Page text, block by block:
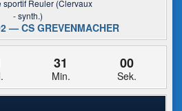
sportif Reuler (Clervaux
- synth.)
— CS GREVENMACHER
31
Min.
00
Sek.